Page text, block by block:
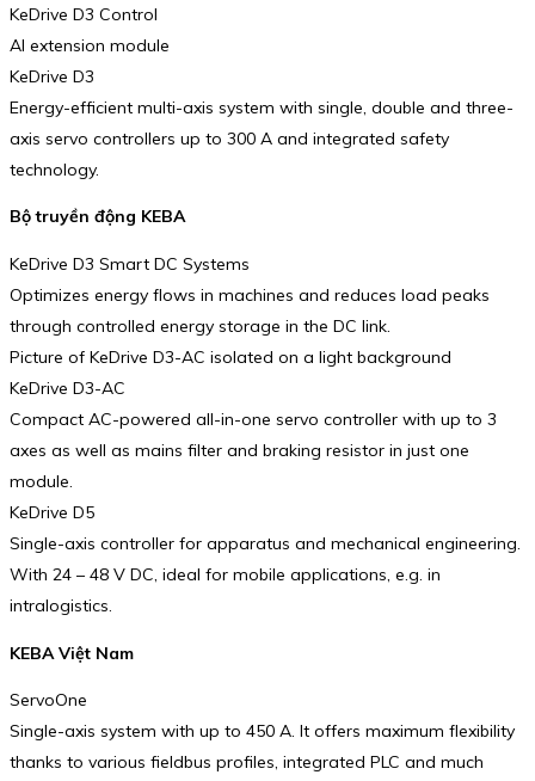
KeDrive D3 Control
AI extension module
KeDrive D3
Energy-efficient multi-axis system with single, double and three-
axis servo controllers up to 300 A and integrated safety
technology.
Bộ truyền động KEBA
KeDrive D3 Smart DC Systems
Optimizes energy flows in machines and reduces load peaks
through controlled energy storage in the DC link.
Picture of KeDrive D3-AC isolated on a light background
KeDrive D3-AC
Compact AC-powered all-in-one servo controller with up to 3
axes as well as mains filter and braking resistor in just one
module.
KeDrive D5
Single-axis controller for apparatus and mechanical engi­neering.
With 24 – 48 V DC, ideal for mobile applications, e.g. in
intralogistics.
KEBA Việt Nam
ServoOne
Single-axis system with up to 450 A. It offers maximum flexi­bility
thanks to various field­bus profiles, inte­grated PLC and much